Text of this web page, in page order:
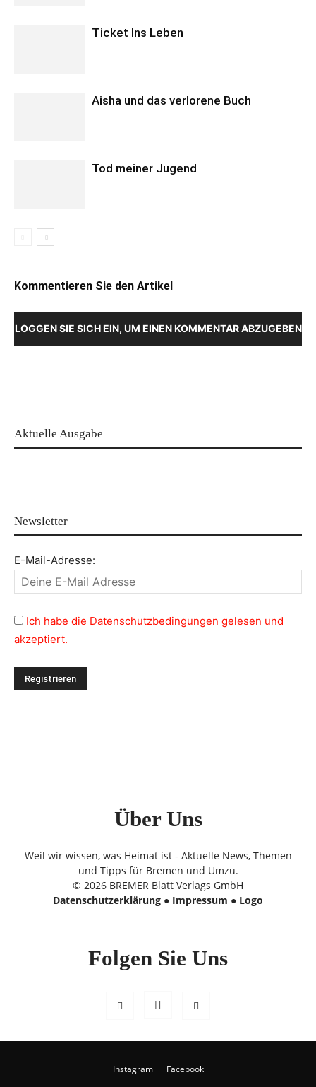
Ticket Ins Leben
Aisha und das verlorene Buch
Tod meiner Jugend
Kommentieren Sie den Artikel
LOGGEN SIE SICH EIN, UM EINEN KOMMENTAR ABZUGEBEN
Aktuelle Ausgabe
Newsletter
E-Mail-Adresse:
Ich habe die Datenschutzbedingungen gelesen und
akzeptiert.
Über Uns
Weil wir wissen, was Heimat ist - Aktuelle News, Themen
und Tipps für Bremen und Umzu.
© 2026 BREMER Blatt Verlags GmbH
Datenschutzerklärung ● Impressum ● Logo
Folgen Sie Uns
Instagram Facebook